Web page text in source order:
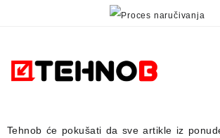
Tehnob će pokušati da sve artikle iz